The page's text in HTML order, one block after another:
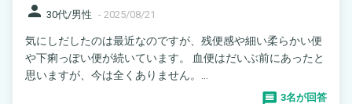
person 30代/男性 - 2025/08/21
気にしだしたのは最近なのですが、残便感や細い柔らかい便
や下痢っぽい便が続いています。 血便はだいぶ前にあったと
思いますが、今は全くありません。...
3名が回答